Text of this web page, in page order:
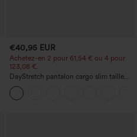
+3
€40,95 EUR
Achetez-en 2 pour 61,54 € ou 4 pour
123,08 €.
DayStretch pantalon cargo slim taille
haute, poches zippées, uni